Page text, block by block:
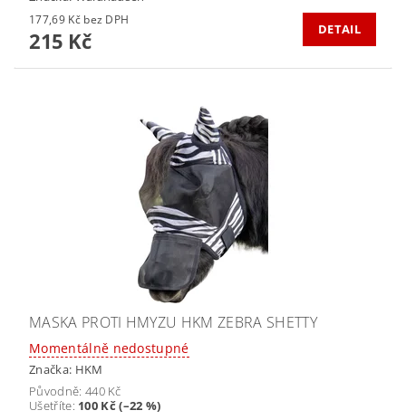
177,69 Kč bez DPH
215 Kč DETAIL
MASKA PROTI HMYZU HKM ZEBRA SHETTY
Momentálně nedostupné
Značka: HKM
Původně: 440 Kč
Ušetříte: 100 Kč (–22 %)